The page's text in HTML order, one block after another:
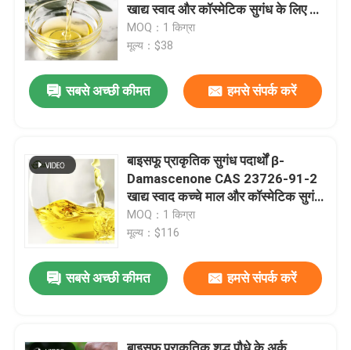
वी.आर. शो
हमारे बारे में
कारखाने का दौरा
गुणवत्ता नियंत्रण
हमसे संपर्क करें
समाचार
खाद्य स्वाद और कॉस्मेटिक सुगंध के लिए तेल
तरल
MOQ：1 किग्रा
मूल्य：$38
सबसे अच्छी कीमत हमसे संपर्क करें
बाइसफू प्राकृतिक सुगंध पदार्थों β-
Damascenone CAS 23726-91-2
खाद्य स्वाद कच्चे माल और कॉस्मेटिक सुगंध
के लिए
MOQ：1 किग्रा
मूल्य：$116
सबसे अच्छी कीमत हमसे संपर्क करें